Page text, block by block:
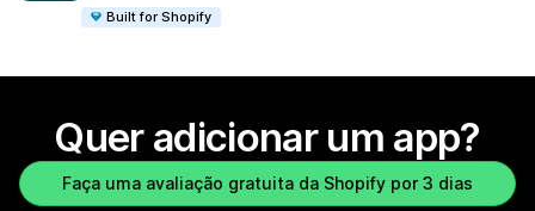
Built for Shopify
Quer adicionar um app?
Faça uma avaliação gratuita da Shopify por 3 dias